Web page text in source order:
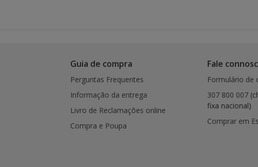
Guia de compra
Perguntas Frequentes
Informação da entrega
Livro de Reclamações online
Compra e Poupa
Fale
Formulário de
307 800 007
fixa nacional)
Comprar em